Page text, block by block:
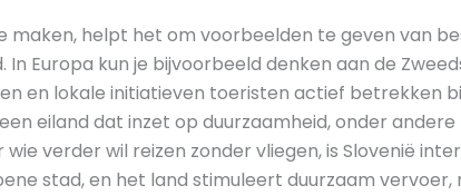
maken, helpt het om voorbeelden te geven van
Europa kun je bijvoorbeeld denken aan de
en lokale initiatieven toeristen actief betrekken
eiland dat inzet op duurzaamheid, onder
verder wil reizen zonder vliegen, is Slovenië
stad, en het land stimuleert duurzaam vervoer,